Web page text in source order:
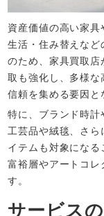
資産価値の高い家
生活・住み替えな
のため、家具買取
取も強化し、多様
信頼を集める要因と
特に、ブランド時
工芸品や絨毯、さ
イテムも対象にな
富裕層やアートコレ
す。​
サービス